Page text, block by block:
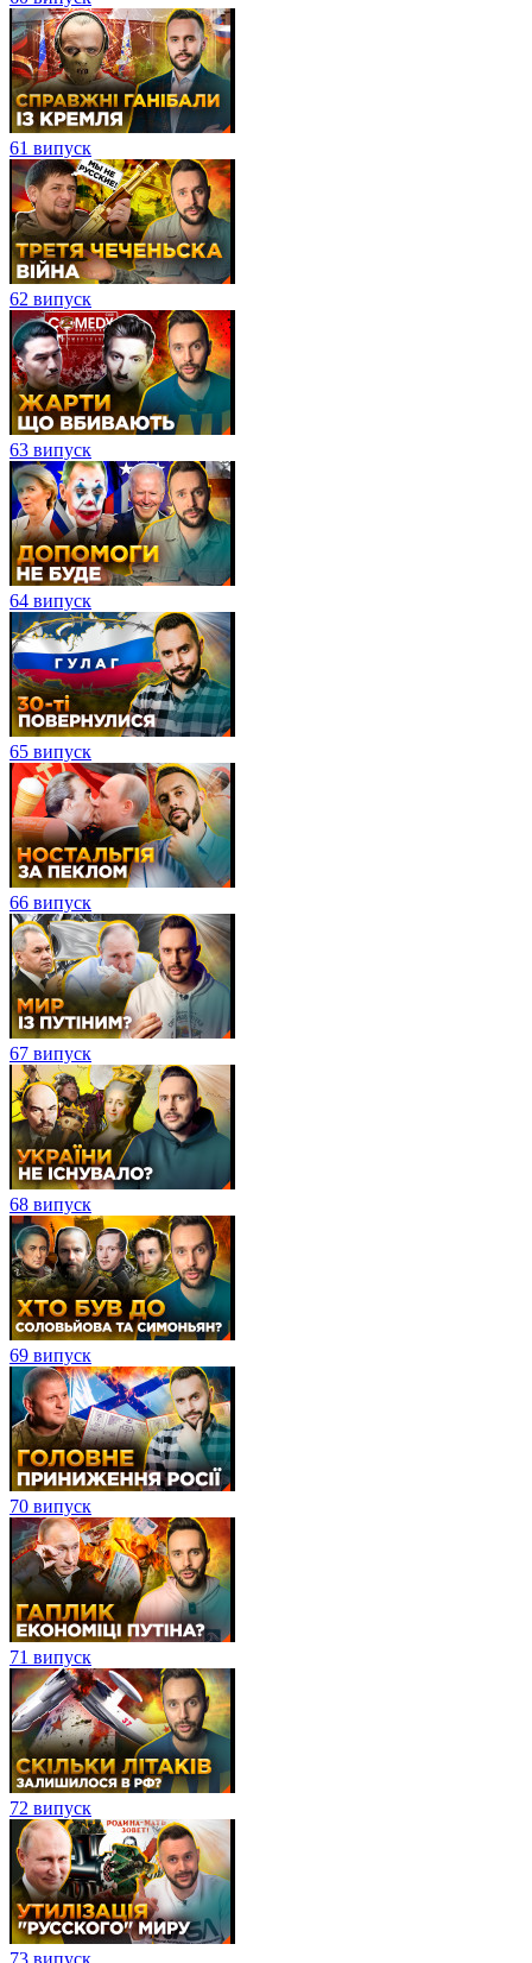
61 випуск
62 випуск
63 випуск
64 випуск
65 випуск
66 випуск
67 випуск
68 випуск
69 випуск
70 випуск
71 випуск
72 випуск
73 випуск